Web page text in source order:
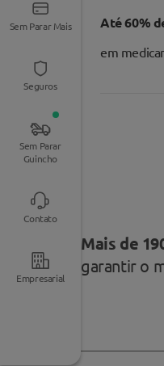
Sem Parar Mais
Seguros
Sem Parar
Guincho
Contato
Empresarial
Até 60%
em
Mais de
garantir o